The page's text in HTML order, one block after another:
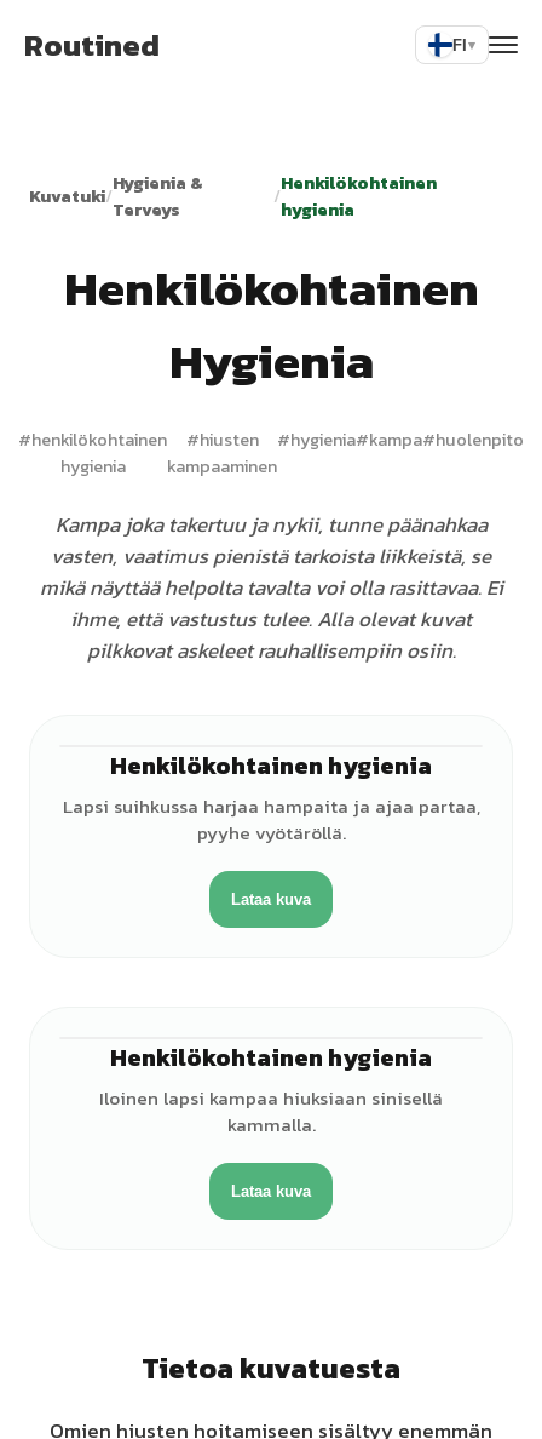
Routined FI▾
Kuvatuki/Hygienia &
Terveys
/Henkilökohtainen
hygienia
Henkilökohtainen
Hygienia
#henkilökohtainen
hygienia
#hiusten
kampaaminen
#hygienia#kampa#huolenpito
Kampa joka takertuu ja nykii, tunne päänahkaa
vasten, vaatimus pienistä tarkoista liikkeistä, se
mikä näyttää helpolta tavalta voi olla rasittavaa. Ei
ihme, että vastustus tulee. Alla olevat kuvat
pilkkovat askeleet rauhallisempiin osiin.
Henkilökohtainen hygienia
Lapsi suihkussa harjaa hampaita ja ajaa partaa,
pyyhe vyötäröllä.
Lataa kuva
Henkilökohtainen hygienia
Iloinen lapsi kampaa hiuksiaan sinisellä
kammalla.
Lataa kuva
Tietoa kuvatuesta
Omien hiusten hoitamiseen sisältyy enemmän